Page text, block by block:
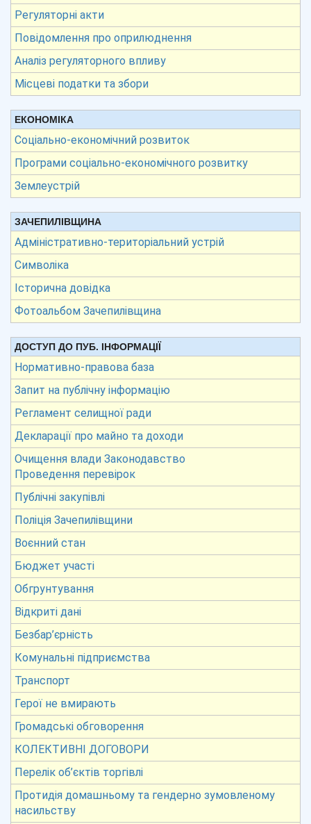
Регуляторні акти
Повідомлення про оприлюднення
Аналіз регуляторного впливу
Місцеві податки та збори
ЕКОНОМІКА
Соціально-економічний розвиток
Програми соціально-економічного розвитку
Землеустрій
ЗАЧЕПИЛІВЩИНА
Адміністративно-територіальний устрій
Символіка
Історична довідка
Фотоальбом Зачепилівщина
ДОСТУП ДО ПУБ. ІНФОРМАЦІЇ
Нормативно-правова база
Запит на публічну інформацію
Регламент селищної ради
Декларації про майно та доходи
Очищення влади Законодавство
Проведення перевірок
Публічні закупівлі
Поліція Зачепилівщини
Воєнний стан
Бюджет участі
Обгрунтування
Відкриті дані
Безбар’єрність
Комунальні підприємства
Транспорт
Герої не вмирають
Громадські обговорення
КОЛЕКТИВНІ ДОГОВОРИ
Перелік об’єктів торгівлі
Протидія домашньому та гендерно зумовленому
насильству